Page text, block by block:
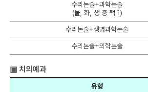
수리논술+과학논술
(물, 화, 생 중 택 1)
수리논술+생명과학논술
수리논술+의학논술
▣ 치의예과
유형